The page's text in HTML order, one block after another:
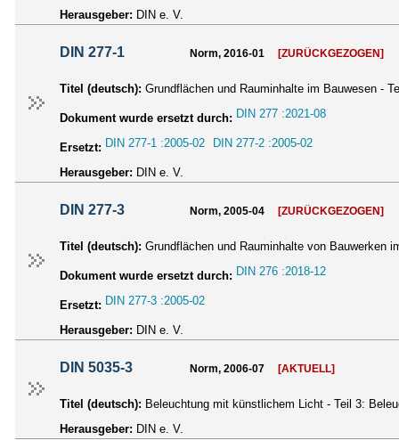
Herausgeber: DIN e. V.
DIN 277-1 Norm, 2016-01 [ZURÜCKGEZOGEN]
Titel (deutsch): Grundflächen und Rauminhalte im Bauwesen -
Dokument wurde ersetzt durch: DIN 277 :2021-08
Ersetzt: DIN 277-1 :2005-02 DIN 277-2 :2005-02
Herausgeber: DIN e. V.
DIN 277-3 Norm, 2005-04 [ZURÜCKGEZOGEN]
Titel (deutsch): Grundflächen und Rauminhalte von Bauwerken
Dokument wurde ersetzt durch: DIN 276 :2018-12
Ersetzt: DIN 277-3 :2005-02
Herausgeber: DIN e. V.
DIN 5035-3 Norm, 2006-07 [AKTUELL]
Titel (deutsch): Beleuchtung mit künstlichem Licht - Teil 3:
Herausgeber: DIN e. V.